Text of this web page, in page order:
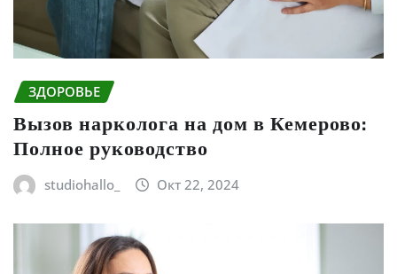
ЗДОРОВЬЕ
Вызов нарколога на дом в Кемерово:
Полное руководство
studiohallo_ Окт 22, 2024